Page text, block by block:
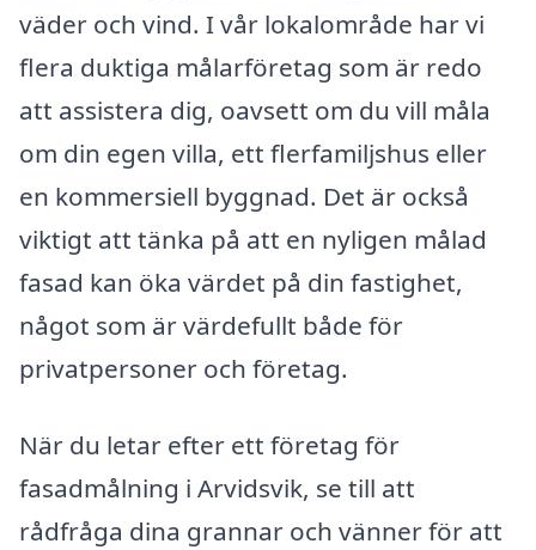
väder och vind. I vår lokalområde har vi
flera duktiga målarföretag som är redo
att assistera dig, oavsett om du vill måla
om din egen villa, ett flerfamiljshus eller
en kommersiell byggnad. Det är också
viktigt att tänka på att en nyligen målad
fasad kan öka värdet på din fastighet,
något som är värdefullt både för
privatpersoner och företag.
När du letar efter ett företag för
fasadmålning i Arvidsvik, se till att
rådfråga dina grannar och vänner för att